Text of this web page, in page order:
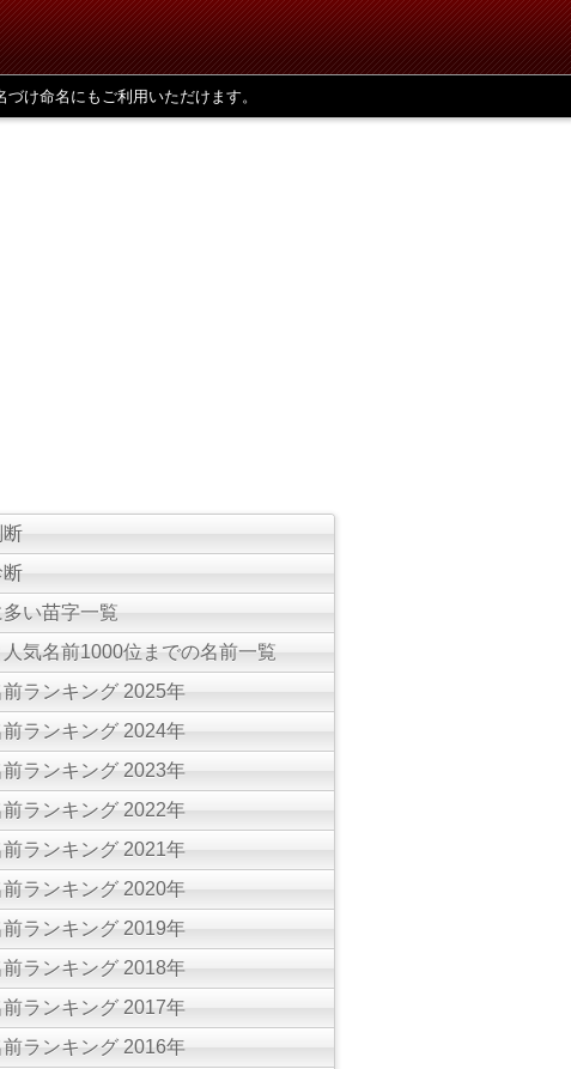
け命名にもご利用いただけます。
断
断
い苗字一覧
気名前1000位までの名前一覧
前ランキング 2025年
前ランキング 2024年
前ランキング 2023年
前ランキング 2022年
前ランキング 2021年
前ランキング 2020年
前ランキング 2019年
前ランキング 2018年
前ランキング 2017年
前ランキング 2016年